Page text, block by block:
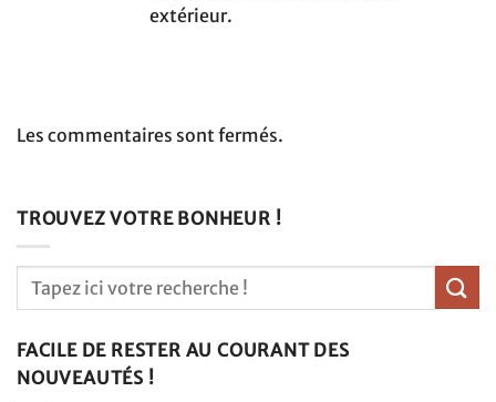
extérieur.
Les commentaires sont fermés.
TROUVEZ VOTRE BONHEUR !
FACILE DE RESTER AU COURANT DES
NOUVEAUTÉS !